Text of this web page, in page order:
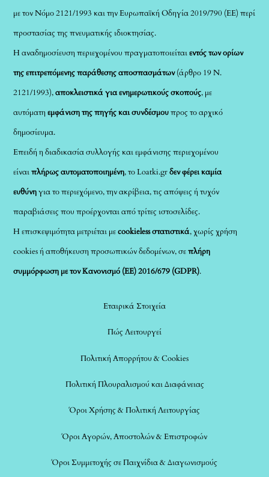
με τον Νόμο 2121/1993 και την Ευρωπαϊκή Οδηγία 2019/790 (ΕΕ) περί
προστασίας της πνευματικής ιδιοκτησίας.
Η αναδημοσίευση περιεχομένου πραγματοποιείταιεντός των ορίων
της επιτρεπόμενης παράθεσης αποσπασμάτων(άρθρο 19 Ν.
2121/1993),αποκλειστικά για ενημερωτικούς σκοπούς, με
αυτόματηεμφάνιση της πηγής και συνδέσμουπρος το αρχικό
δημοσίευμα.
Επειδή η διαδικασία συλλογής και εμφάνισης περιεχομένου
είναιπλήρως αυτοματοποιημένη, το Loatki.grδεν φέρει καμία
ευθύνηγια το περιεχόμενο, την ακρίβεια, τις απόψεις ή τυχόν
παραβιάσεις που προέρχονται από τρίτες ιστοσελίδες.
Η επισκεψιμότητα μετριέται μεcookieless στατιστικά, χωρίς χρήση
cookies ή αποθήκευση προσωπικών δεδομένων, σεπλήρη
συμμόρφωση με τον Κανονισμό (ΕΕ) 2016/679 (GDPR).
Εταιρικά Στοιχεία
Πώς Λειτουργεί
Πολιτική Απορρήτου & Cookies
Πολιτική Πλουραλισμού και Διαφάνειας
Όροι Χρήσης & Πολιτική Λειτουργίας
Όροι Αγορών, Αποστολών & Επιστροφών
Όροι Συμμετοχής σε Παιχνίδια & Διαγωνισμούς